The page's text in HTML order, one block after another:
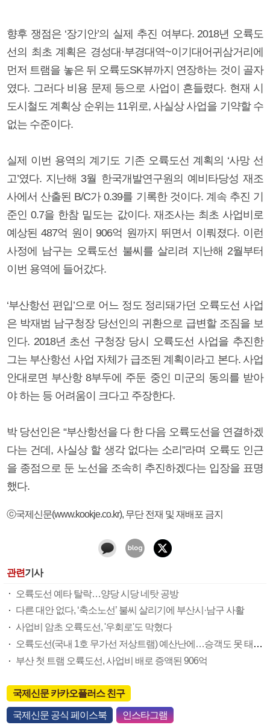
향후 쟁점은 ‘장기안’의 실제 추진 여부다. 2018년 오륙도
선의 최초 계획은 경성대·부경대역~이기대어귀삼거리에
먼저 트램을 놓은 뒤 오륙도SK뷰까지 연장하는 것이 골자
였다. 그러다 비용 문제 등으로 사업이 흔들렸다. 현재 시
도시철도 계획상 순위는 11위로, 사실상 사업을 기약할 수
없는 수준이다.
실제 이번 용역의 계기도 기존 오륙도선 계획의 ‘사망 선
고’였다. 지난해 3월 한국개발연구원의 예비타당성 재조
사에서 산출된 B/C가 0.39를 기록한 것이다. 계속 추진 기
준인 0.7을 한참 밑도는 값이다. 재조사는 최초 사업비로
예상된 487억 원이 906억 원까지 뛰면서 이뤄졌다. 이런
사정에 남구는 오륙도선 불씨를 살리려 지난해 2월부터
이번 용역에 들어갔다.
‘부산항선 편입’으로 어느 정도 정리돼가던 오륙도선 사업
은 박재범 남구청장 당선인의 귀환으로 급변할 조짐을 보
인다. 2018년 초선 구청장 당시 오륙도선 사업을 추진한
그는 부산항선 사업 자체가 급조된 계획이라고 본다. 사업
안대로면 부산항 8부두에 주둔 중인 미군의 동의를 받아
야 하는 등 어려움이 크다고 주장한다.
박 당선인은 “부산항선을 다 한 다음 오륙도선을 연결하겠
다는 건데, 사실상 할 생각 없다는 소리”라며 오륙도 인근
을 종점으로 둔 노선을 조속히 추진하겠다는 입장을 표명
했다.
ⓒ국제신문(www.kookje.co.kr), 무단 전재 및 재배포 금지
관련기사
오륙도선 예타 탈락…양당 시당 네탓 공방
다른 대안 없다, ‘축소노선’ 불씨 살리기에 부산시·남구 사활
사업비 암초 오륙도선, '우회로'도 막혔다
오륙도선(국내 1호 무가선 저상트램) 예산난에…승객도 못 태우는 연구시설 전락 우려
부산 첫 트램 오륙도선, 사업비 배로 증액된 906억
국제신문 카카오플러스 친구
국제신문 공식 페이스북 인스타그램